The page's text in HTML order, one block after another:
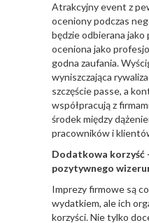
Atrakcyjny event z
oceniony podczas
będzie odbierana jako
oceniona jako
godna zaufania.
wyniszczająca
szczęście passe, a
współpracują z
środek między
pracowników i
Dodatkowa korzyść
pozytywnego
Imprezy firmowe są
wydatkiem, ale ich
korzyści. Nie tylko